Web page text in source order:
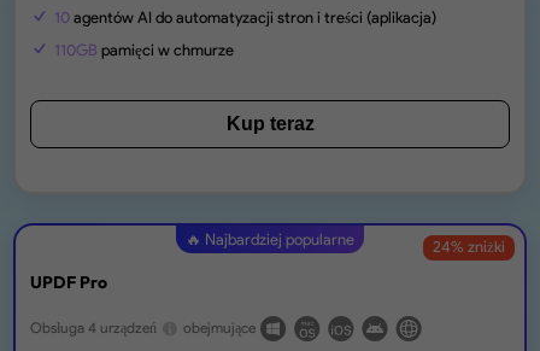
10 agentów AI do automatyzacji stron i treści (aplikacja)
110GB pamięci w chmurze
Kup teraz
🔥 Najbardziej popularne
UPDF Pro
24% zniżki
Obsługa 4 urządzeń obejmujące